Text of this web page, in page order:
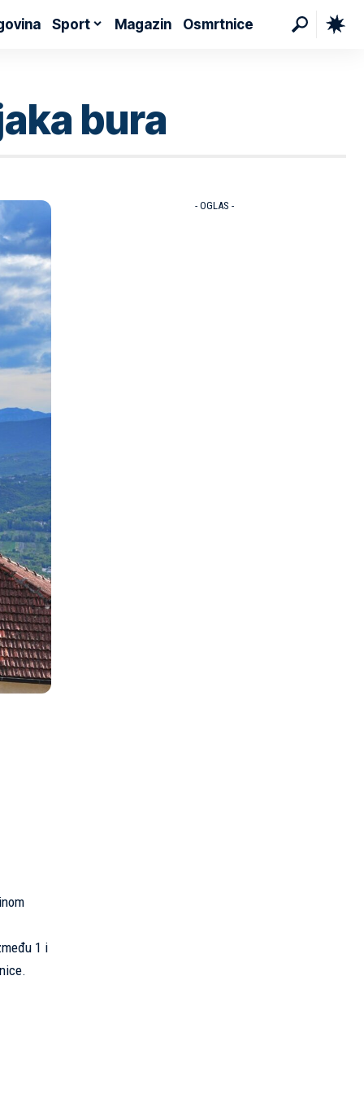
Sport Magazin Osmrtnice
bura
1 i
- OGLAS -